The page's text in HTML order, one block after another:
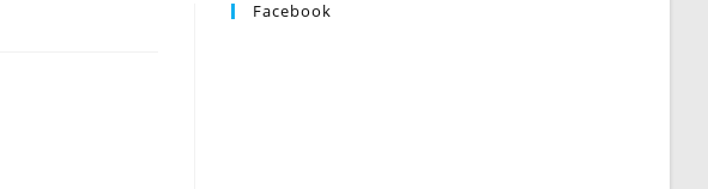
Facebook